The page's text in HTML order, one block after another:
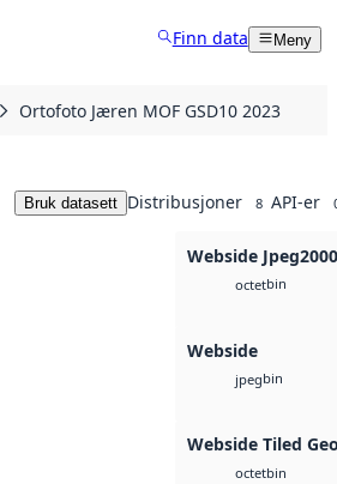
Finn data Meny
Ortofoto Jæren MOF GSD10 2023
Bruk datasett Distribusjoner 8 API-er
Webside Jpeg2000
octetbin
Webside
jpegbin
Webside Tiled
octetbin